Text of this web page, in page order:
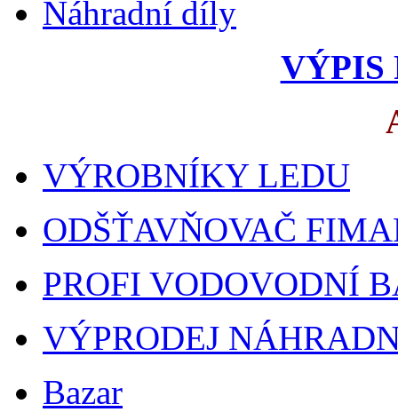
Náhradní díly
VÝPIS
VÝROBNÍKY LEDU
ODŠŤAVŇOVAČ
PROFI VODOVODNÍ
VÝPRODEJ
Bazar